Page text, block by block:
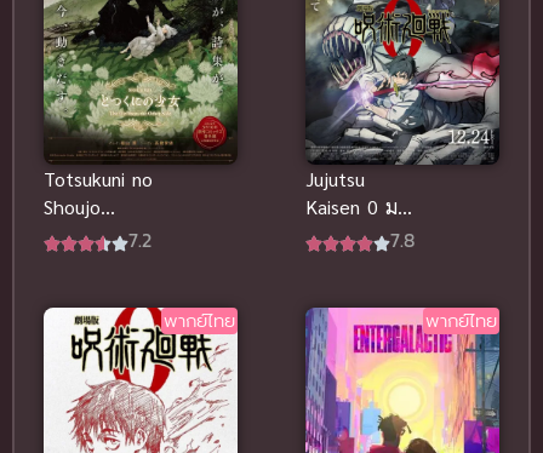
Totsukuni no
Shoujo
(2022) เด็ก7.2
Jujutsu
Kaisen 0 มหา
เวทย์ผนึกมาร
7.8
พากย์ไทย พากย์ไทย